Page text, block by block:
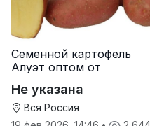
Семенной картофель
Алуэт оптом от
Не указана
Вся Россия